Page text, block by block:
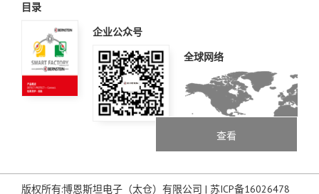
目录
企业公众号
全球网络
查看
版权所有:博恩斯坦电子（太仓）有限公司 | 苏ICP备16026478